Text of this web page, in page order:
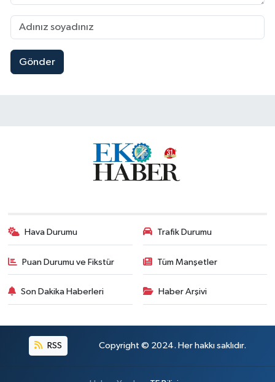
Gönder
Hava Durumu Trafik Durumu
Puan Durumu ve Fikstür Tüm Manşetler
Son Dakika Haberleri Haber Arşivi
RSS Copyright © 2024. Her hakkı saklıdır.